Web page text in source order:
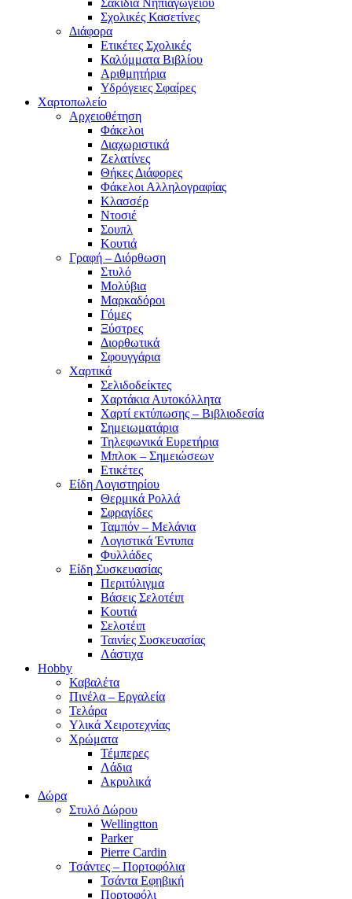
Σακίδια Νηπιαγωγείου
Σχολικές Κασετίνες
Διάφορα
Ετικέτες Σχολικές
Καλύμματα Βιβλίου
Αριθμητήρια
Υδρόγειες Σφαίρες
Χαρτοπωλείο
Αρχειοθέτηση
Φάκελοι
Διαχωριστικά
Ζελατίνες
Θήκες Διάφορες
Φάκελοι Αλληλογραφίας
Κλασσέρ
Ντοσιέ
Σουπλ
Κουτιά
Γραφή – Διόρθωση
Στυλό
Μολύβια
Μαρκαδόροι
Γόμες
Ξύστρες
Διορθωτικά
Σφουγγάρια
Χαρτικά
Σελιδοδείκτες
Χαρτάκια Αυτοκόλλητα
Χαρτί εκτύπωσης – Βιβλιοδεσία
Σημειωματάρια
Τηλεφωνικά Ευρετήρια
Μπλοκ – Σημειώσεων
Ετικέτες
Είδη Λογιστηρίου
Θερμικά Ρολλά
Σφραγίδες
Ταμπόν – Μελάνια
Λογιστικά Έντυπα
Φυλλάδες
Είδη Συσκευασίας
Περιτύλιγμα
Βάσεις Σελοτέιπ
Κουτιά
Σελοτέιπ
Ταινίες Συσκευασίας
Λάστιχα
Hobby
Καβαλέτα
Πινέλα – Εργαλεία
Τελάρα
Υλικά Χειροτεχνίας
Χρώματα
Τέμπερες
Λάδια
Ακρυλικά
Δώρα
Στυλό Δώρου
Wellingtton
Parker
Pierre Cardin
Τσάντες – Πορτοφόλια
Τσάντα Εφηβική
Πορτοφόλι